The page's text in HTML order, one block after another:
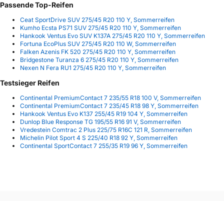
Passende Top-Reifen
Ceat SportDrive SUV 275/45 R20 110 Y, Sommerreifen
Kumho Ecsta PS71 SUV 275/45 R20 110 Y, Sommerreifen
Hankook Ventus Evo SUV K137A 275/45 R20 110 Y, Sommerreifen
Fortuna EcoPlus SUV 275/45 R20 110 W, Sommerreifen
Falken Azenis FK 520 275/45 R20 110 Y, Sommerreifen
Bridgestone Turanza 6 275/45 R20 110 Y, Sommerreifen
Nexen N Fera RU1 275/45 R20 110 Y, Sommerreifen
Testsieger Reifen
Continental PremiumContact 7 235/55 R18 100 V, Sommerreifen
Continental PremiumContact 7 235/45 R18 98 Y, Sommerreifen
Hankook Ventus Evo K137 255/45 R19 104 Y, Sommerreifen
Dunlop Blue Response TG 195/55 R16 91 V, Sommerreifen
Vredestein Comtrac 2 Plus 225/75 R16C 121 R, Sommerreifen
Michelin Pilot Sport 4 S 225/40 R18 92 Y, Sommerreifen
Continental SportContact 7 255/35 R19 96 Y, Sommerreifen